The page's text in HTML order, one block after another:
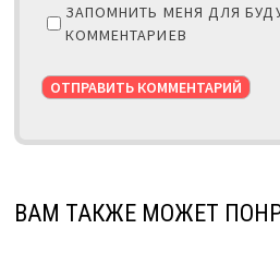
ЗАПОМНИТЬ МЕНЯ ДЛЯ
КОММЕНТАРИЕВ
ВАМ ТАКЖЕ МОЖЕТ